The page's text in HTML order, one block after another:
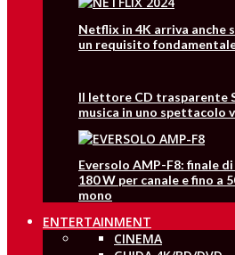
Netflix in 4K arriva anche
un requisito
Il lettore CD trasparente
musica in uno spettacolo
Eversolo AMP-F8: finale
180 W per canale e fino a
mono
ENTERTAINMENT
CINEMA